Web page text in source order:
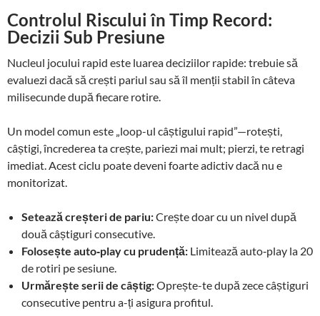
Controlul Riscului în Timp Record:
Decizii Sub Presiune
Nucleul jocului rapid este luarea deciziilor rapide: trebuie să
evaluezi dacă să crești pariul sau să îl menții stabil în câteva
milisecunde după fiecare rotire.
Un model comun este „loop-ul câștigului rapid”—rotești,
câștigi, încrederea ta crește, pariezi mai mult; pierzi, te retragi
imediat. Acest ciclu poate deveni foarte adictiv dacă nu e
monitorizat.
Setează creșteri de pariu:Crește doar cu un nivel după
două câștiguri consecutive.
Folosește auto‑play cu prudență: Limitează auto‑play la 20
de rotiri pe sesiune.
Urmărește serii de câștig:Oprește-te după zece câștiguri
consecutive pentru a-ți asigura profitul.